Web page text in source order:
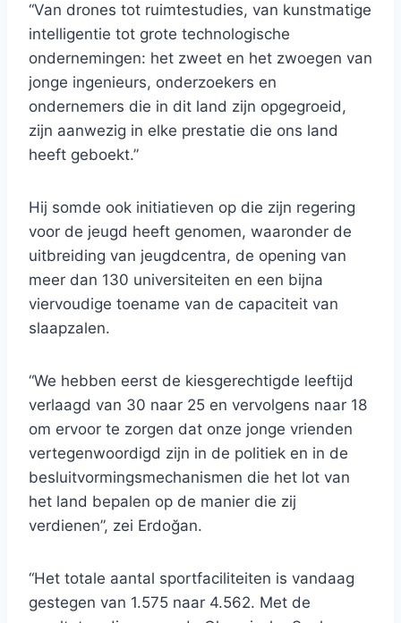
“Van drones tot ruimtestudies, van kunstmatige
intelligentie tot grote technologische
ondernemingen: het zweet en het zwoegen van
jonge ingenieurs, onderzoekers en
ondernemers die in dit land zijn opgegroeid,
zijn aanwezig in elke prestatie die ons land
heeft geboekt.”
Hij somde ook initiatieven op die zijn regering
voor de jeugd heeft genomen, waaronder de
uitbreiding van jeugdcentra, de opening van
meer dan 130 universiteiten en een bijna
viervoudige toename van de capaciteit van
slaapzalen.
“We hebben eerst de kiesgerechtigde leeftijd
verlaagd van 30 naar 25 en vervolgens naar 18
om ervoor te zorgen dat onze jonge vrienden
vertegenwoordigd zijn in de politiek en in de
besluitvormingsmechanismen die het lot van
het land bepalen op de manier die zij
verdienen”, zei Erdoğan.
“Het totale aantal sportfaciliteiten is vandaag
gestegen van 1.575 naar 4.562. Met de